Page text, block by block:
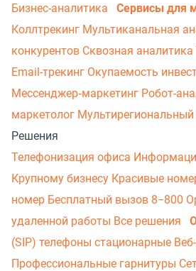
Бизнес-аналитика
Сервисы для
Коллтрекинг Мультиканальная
конкурентов Сквозная аналитика
Email-трекинг Окупаемость
Мессенджер‑маркетинг Робот-
маркетолог Мультирегиональный
Решения
Телефонизация офиса
Крупному бизнесу Красивые
номер Бесплатный вызов 8−800
удаленной работы Все решения
(SIP) телефоны стационарные
Профессиональные гарнитуры